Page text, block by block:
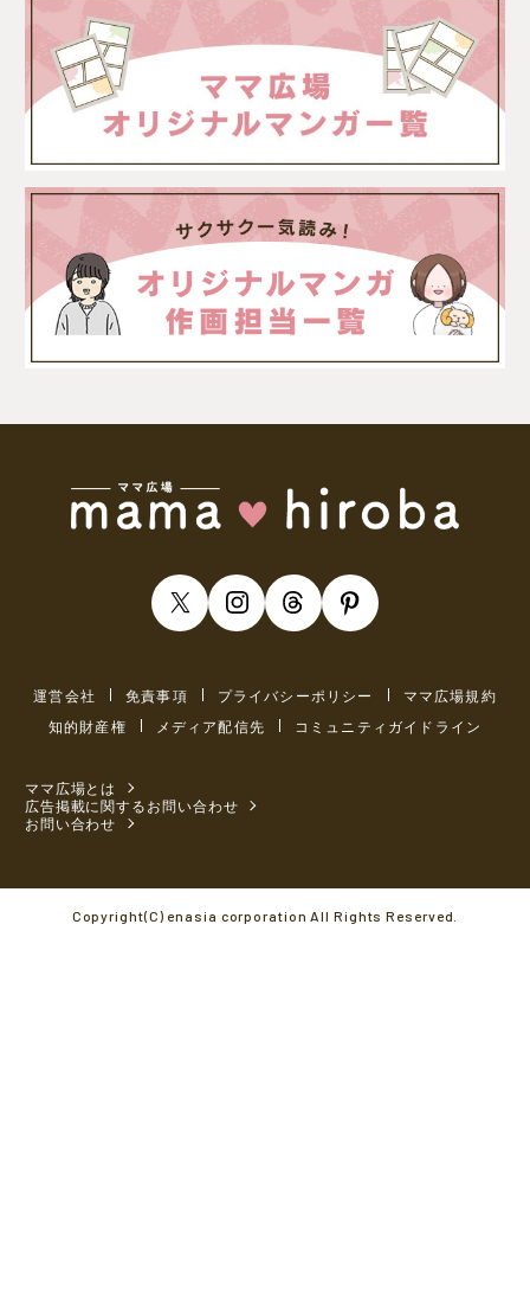
運営会社 免責事項 プライバシーポリシー
ママ広場規約
知的財産権
メディア配信先 コミュニティガイドライン
ママ広場とは
広告掲載に関するお問い合わせ
お問い合わせ
Copyright(C) enasia corporation All Rights Reserved.